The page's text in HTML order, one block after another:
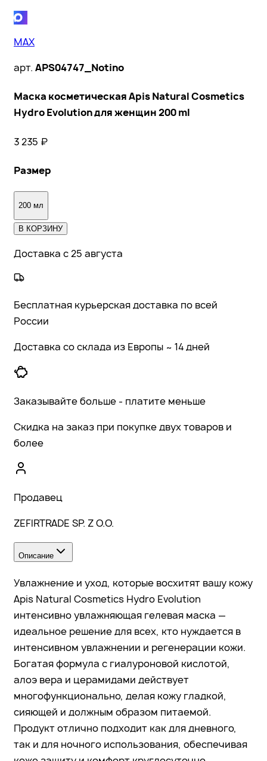
MAX
арт. APS04747_Notino
Маска косметическая Apis Natural Cosmetics
Hydro Evolution для женщин 200 ml
3 235 ₽
Размер
200 мл
В КОРЗИНУ
Доставка с 25 августа
Бесплатная курьерская доставка по всей
России
Доставка со склада из Европы ~ 14 дней
Заказывайте больше - платите меньше
Скидка на заказ при покупке двух товаров и
более
Продавец
ZEFIRTRADE SP. Z O.O.
Описание
Увлажнение и уход, которые восхитят вашу кожу
Apis Natural Cosmetics Hydro Evolution
интенсивно увлажняющая гелевая маска —
идеальное решение для всех, кто нуждается в
интенсивном увлажнении и регенерации кожи.
Богатая формула с гиалуроновой кислотой,
алоэ вера и церамидами действует
многофункционально, делая кожу гладкой,
сияющей и должным образом питаемой.
Продукт отлично подходит как для дневного,
так и для ночного использования, обеспечивая